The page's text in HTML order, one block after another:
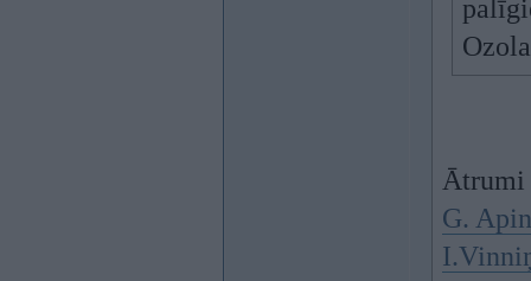
Ātrumi
G.